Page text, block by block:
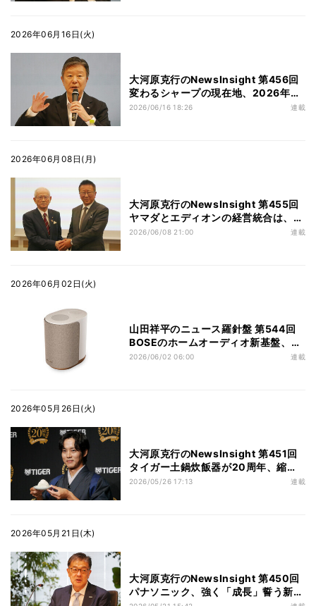
2026年06月16日(火)
大河原克行のNewsInsight 第456回
変わるシャープの現在地、2026年度
の事業戦略を読み解く (前編)
2026/06/16 18:26 連載
2026年06月08日(月)
大河原克行のNewsInsight 第455回
ヤマダとエディオンの経営統合は、
「家電・住まい・環境の三位一体」で
2026/06/08 21:00 連載
2026年06月02日(火)
山田祥平のニュース羅針盤 第544回
BOSEのホームオーディオ新基盤、こ
れは1990年代に夢見た理想の実現か
2026/06/02 06:00 連載
2026年05月26日(火)
大河原克行のNewsInsight 第451回
タイガー土鍋炊飯器が20周年、縮小
傾向の炊飯器市場でも吹く「追い風」
2026/05/26 17:13 連載
2026年05月21日(木)
大河原克行のNewsInsight 第450回
パナソニック、強く「成長」誓う新戦